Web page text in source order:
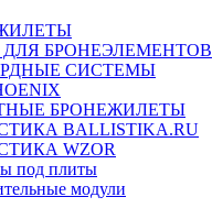
БРОНЕЭЛЕМЕНТОВ
СИСТЕМЫ
БРОНЕЖИЛЕТЫ
BALLISTIKA.RU
WZOR
под плиты
модули